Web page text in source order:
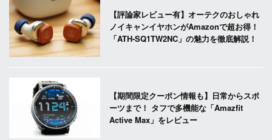
【評論家レビュー有】オーテクのおしゃれ
ノイキャンイヤホンがAmazonで超お得！
「ATH-SQ1TW2NC」の魅力を徹底解説！
【期間限定クーポン情報も】日常からスポ
ーツまで！ タフで多機能な「Amazfit
Active Max」をレビュー